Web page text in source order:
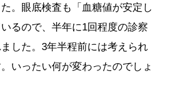
。眼底検査も「血糖値が安定し
るので、半年に1回程度の診察
した。3年半程前には考えられ
いったい何が変わったのでしょ